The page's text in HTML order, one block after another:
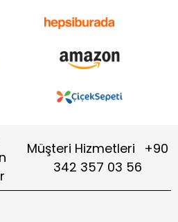
Müşteri Hizmetleri
+90
342 357 03 56